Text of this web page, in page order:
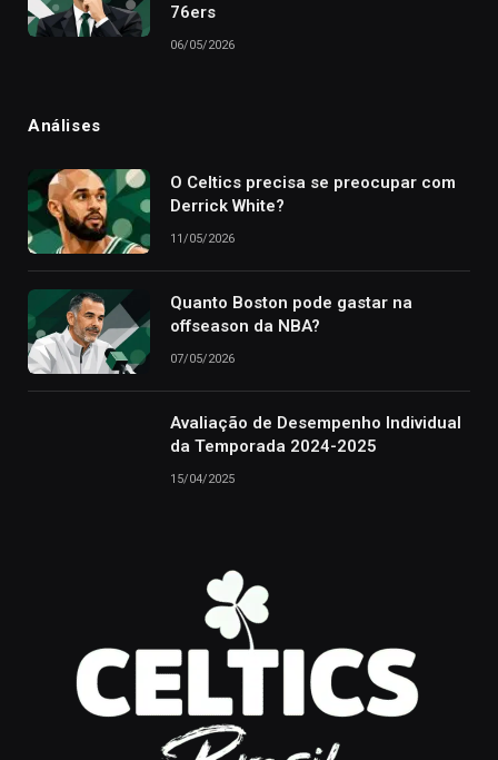
76ers
06/05/2026
Análises
O Celtics precisa se preocupar com
Derrick White?
11/05/2026
Quanto Boston pode gastar na
offseason da NBA?
07/05/2026
Avaliação de Desempenho Individual
da Temporada 2024-2025
15/04/2025